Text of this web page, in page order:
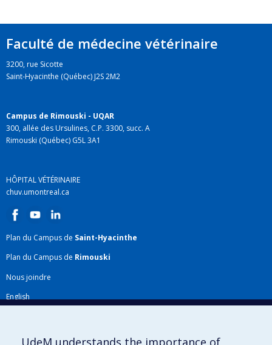
Faculté de médecine vétérinaire
3200, rue Sicotte
Saint-Hyacinthe (Québec) J2S 2M2
Campus de Rimouski - UQAR
300, allée des Ursulines, C.P. 3300, succ. A
Rimouski (Québec) G5L 3A1
HÔPITAL VÉTÉRINAIRE
chuv.umontreal.ca
Plan du Campus de Saint-Hyacinthe
Plan du Campus de Rimouski
Nous joindre
English
Plan du site
UdeM understands the importance of